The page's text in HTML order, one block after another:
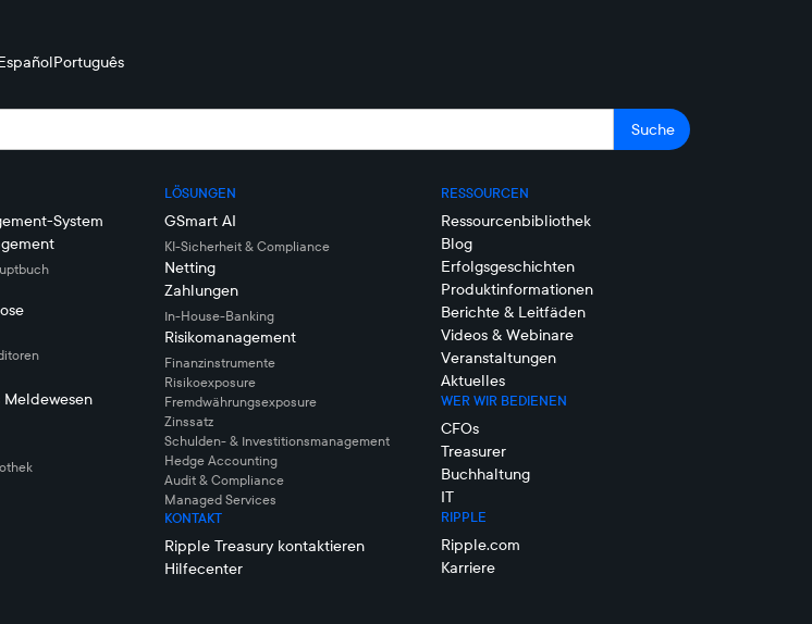
Português
System
Meldewesen
LÖSUNGEN
GSmart AI
KI-Sicherheit & Compliance
Netting
Zahlungen
In-House-Banking
Risikomanagement
Finanzinstrumente
Risikoexposure
Fremdwährungsexposure
Zinssatz
Schulden- & Investitionsmanagement
Hedge Accounting
Audit & Compliance
Managed Services
KONTAKT
Ripple Treasury kontaktieren
Hilfecenter
RESSOURCEN
Ressourcenbibliothek
Blog
Erfolgsgeschichten
Produktinformationen
Berichte & Leitfäden
Videos & Webinare
Veranstaltungen
Aktuelles
WER WIR BEDIENEN
CFOs
Treasurer
Buchhaltung
IT
RIPPLE
Ripple.com
Karriere